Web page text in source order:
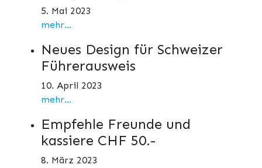
5. Mai 2023
mehr...
Neues Design für Schweizer
Führerausweis
10. April 2023
mehr...
Empfehle Freunde und
kassiere CHF 50.-
8. März 2023